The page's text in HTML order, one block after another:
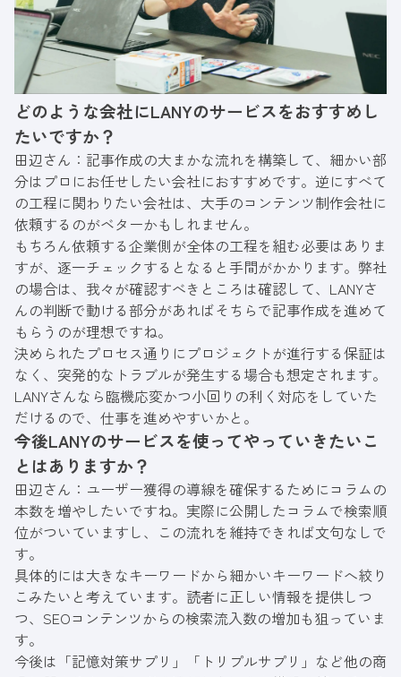
どのような会社にLANYのサービスをおすすめし
たいですか？
田辺さん：記事作成の大まかな流れを構築して、細かい部
分はプロにお任せしたい会社におすすめです。逆にすべて
の工程に関わりたい会社は、大手のコンテンツ制作会社に
依頼するのがベターかもしれません。
もちろん依頼する企業側が全体の工程を組む必要はありま
すが、逐一チェックするとなると手間がかかります。弊社
の場合は、我々が確認すべきところは確認して、LANYさ
んの判断で動ける部分があればそちらで記事作成を進めて
もらうのが理想ですね。
決められたプロセス通りにプロジェクトが進行する保証は
なく、突発的なトラブルが発生する場合も想定されます。
LANYさんなら臨機応変かつ小回りの利く対応をしていた
だけるので、仕事を進めやすいかと。
今後LANYのサービスを使ってやっていきたいこ
とはありますか？
田辺さん：ユーザー獲得の導線を確保するためにコラムの
本数を増やしたいですね。実際に公開したコラムで検索順
位がついていますし、この流れを維持できれば文句なしで
す。
具体的には大きなキーワードから細かいキーワードへ絞り
こみたいと考えています。読者に正しい情報を提供しつ
つ、SEOコンテンツからの検索流入数の増加も狙っていま
す。
今後は「記憶対策サプリ」「トリプルサプリ」など他の商